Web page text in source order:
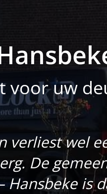
voor uw
verliest wel
De
is